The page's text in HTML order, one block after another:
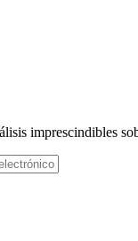
imprescindibles